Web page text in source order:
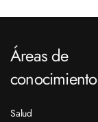
Áreas de
conocimiento
Salud